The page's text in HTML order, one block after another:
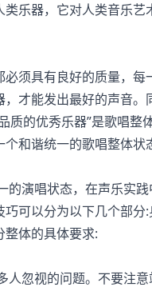
器，它对人类音乐艺
具有良好的质量，每
才能发出最好的声音
质的优秀乐器”是歌唱
和谐统一的歌唱整体状
演唱状态，在声乐实践
可以分为以下几个部
体的具体要求:
忽视的问题。不要注意